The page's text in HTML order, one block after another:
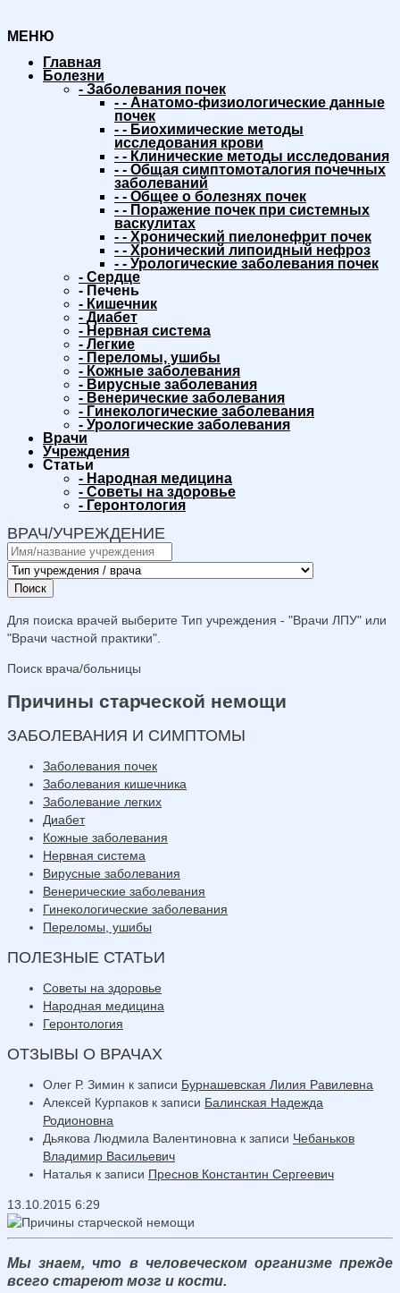
МЕНЮ
Главная
Болезни
- Заболевания почек
- - Анатомо-физиологические данные
почек
- - Биохимические методы
исследования крови
- - Клинические методы исследования
- - Общая симптомоталогия почечных
заболеваний
- - Общее о болезнях почек
- - Поражение почек при системных
васкулитах
- - Хронический пиелонефрит почек
- - Хронический липоидный нефроз
- - Урологические заболевания почек
- Сердце
- Печень
- Кишечник
- Диабет
- Нервная система
- Легкие
- Переломы, ушибы
- Кожные заболевания
- Вирусные заболевания
- Венерические заболевания
- Гинекологические заболевания
- Урологические заболевания
Врачи
Учреждения
Статьи
- Народная медицина
- Советы на здоровье
- Геронтология
ВРАЧ/УЧРЕЖДЕНИЕ
Поиск
Для поиска врачей выберите Тип учреждения - "Врачи ЛПУ" или
"Врачи частной практики".
Поиск врача/больницы
Причины старческой немощи
ЗАБОЛЕВАНИЯ И СИМПТОМЫ
Заболевания почек
Заболевания кишечника
Заболевание легких
Диабет
Кожные заболевания
Нервная система
Вирусные заболевания
Венерические заболевания
Гинекологические заболевания
Переломы, ушибы
ПОЛЕЗНЫЕ СТАТЬИ
Советы на здоровье
Народная медицина
Геронтология
ОТЗЫВЫ О ВРАЧАХ
Олег Р. Зимин к записи Бурнашевская Лилия Равилевна
Алексей Курпаков к записи Балинская Надежда
Родионовна
Дьякова Людмила Валентиновна к записи Чебаньков
Владимир Васильевич
Наталья к записи Преснов Константин Сергеевич
13.10.2015 6:29
Мы знаем, что в человеческом организме прежде
всего стареют мозг и кости.